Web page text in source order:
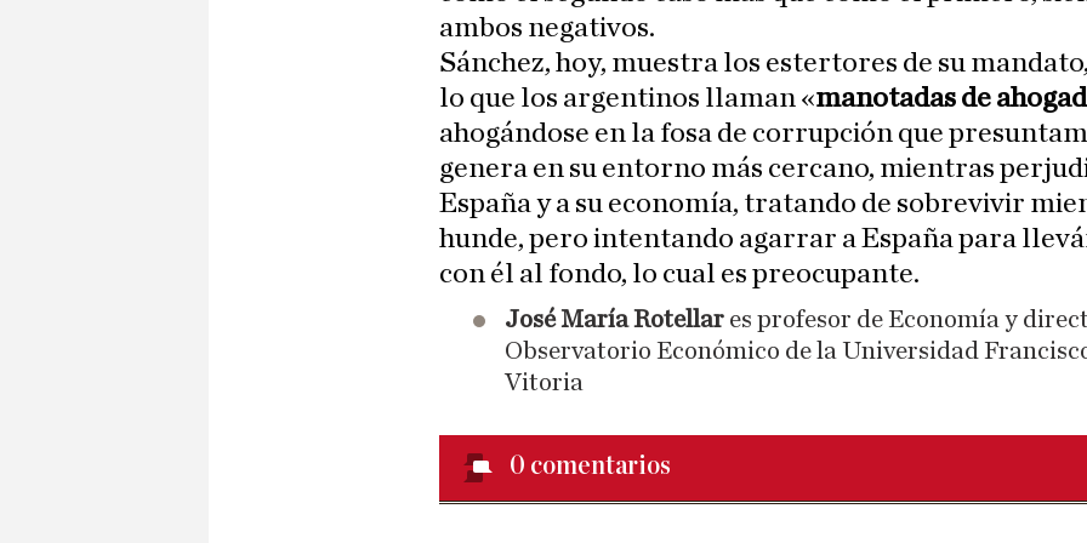
ambos negativos.
Sánchez, hoy, muestra los estertores de su
lo que los argentinos llaman «manotadas de
ahogándose en la fosa de corrupción que
genera en su entorno más cercano, mientras
España y a su economía, tratando de sobrevivir
hunde, pero intentando agarrar a España para
con él al fondo, lo cual es preocupante.
​José María Rotellar es profesor de Economía y
Observatorio Económico de la Universidad
Vitoria
0 comentarios